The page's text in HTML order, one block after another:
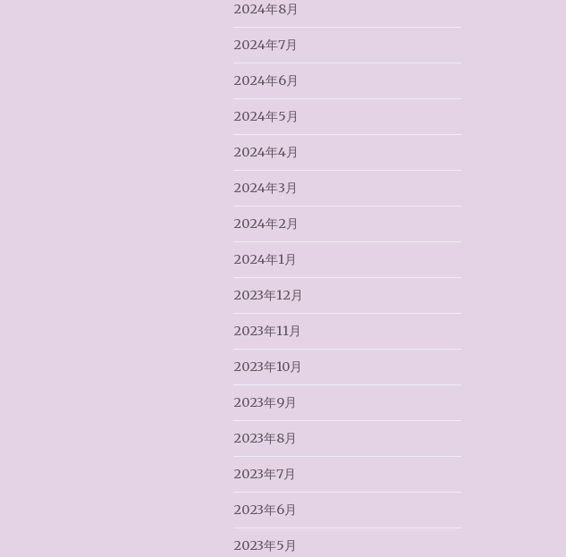
2024年8月
2024年7月
2024年6月
2024年5月
2024年4月
2024年3月
2024年2月
2024年1月
2023年12月
2023年11月
2023年10月
2023年9月
2023年8月
2023年7月
2023年6月
2023年5月